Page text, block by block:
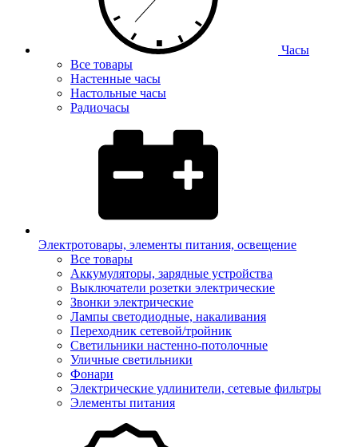
Часы
Все товары
Настенные часы
Настольные часы
Радиочасы
Электротовары, элементы питания, освещение
Все товары
Аккумуляторы, зарядные устройства
Выключатели розетки электрические
Звонки электрические
Лампы светодиодные, накаливания
Переходник сетевой/тройник
Светильники настенно-потолочные
Уличные светильники
Фонари
Электрические удлинители, сетевые фильтры
Элементы питания